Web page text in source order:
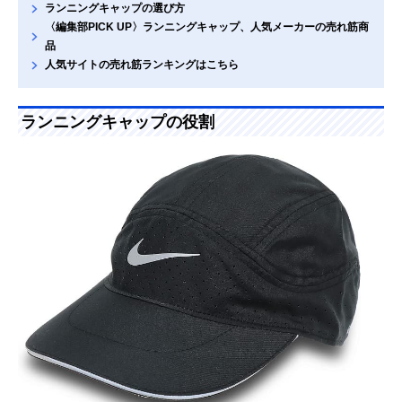
ランニングキャップの選び方
〈編集部PICK UP〉ランニングキャップ、人気メーカーの売れ筋商
品
人気サイトの売れ筋ランキングはこちら
ランニングキャップの役割